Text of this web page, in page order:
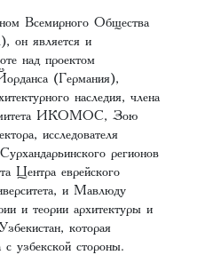
Всемирного Общества
является и
над проектом
(Германия),
наследия, члена
ИКОМОС, Зою
исследователя
регионов
Центра еврейского
и Мавлюду
и теории архитектуры и
которая
узбекской стороны.